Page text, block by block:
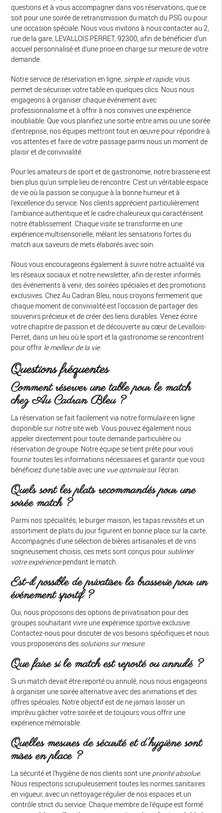
questions et à vous accompagner dans vos réservations, que ce
soit pour une soirée de retransmission du match du PSG ou pour
une occasion spéciale. Nous vous invitons à nous contacter au 2,
rue de la gare, LEVALLOIS PERRET, 92300, afin de bénéficier d'un
accueil personnalisé et d'une prise en charge sur mesure de votre
demande.
Notre service de réservation en ligne, simple et rapide, vous
permet de sécuriser votre table en quelques clics. Nous nous
engageons à organiser chaque événement avec
professionnalisme et à offrir à nos convives une expérience
inoubliable. Que vous planifiez une sortie entre amis ou une soirée
d'entreprise, nos équipes mettront tout en œuvre pour répondre à
vos attentes et faire de votre passage parmi nous un moment de
plaisir et de convivialité.
Pour les amateurs de sport et de gastronomie, notre brasserie est
bien plus qu'un simple lieu de rencontre. C'est un véritable espace
de vie où la passion se conjugue à la bonne humeur et à
l'excellence du service. Nos clients apprécient particulièrement
l'ambiance authentique et le cadre chaleureux qui caractérisent
notre établissement. Chaque visite se transforme en une
expérience multisensorielle, mêlant les sensations fortes du
match aux saveurs de mets élaborés avec soin.
Nous vous encourageons également à suivre notre actualité via
les réseaux sociaux et notre newsletter, afin de rester informés
des événements à venir, des soirées spéciales et des promotions
exclusives. Chez Au Cadran Bleu, nous croyons fermement que
chaque moment de convivialité est l'occasion de partager des
souvenirs précieux et de créer des liens durables. Venez écrire
votre chapitre de passion et de découverte au cœur de Levallois-
Perret, dans un lieu où le sport et la gastronomie se rencontrent
pour offrir le meilleur de la vie.
Questions fréquentes
Comment réserver une table pour le match
chez Au Cadran Bleu ?
La réservation se fait facilement via notre formulaire en ligne
disponible sur notre site web. Vous pouvez également nous
appeler directement pour toute demande particulière ou
réservation de groupe. Notre équipe se tient prête pour vous
fournir toutes les informations nécessaires et garantir que vous
bénéficiez d'une table avec une vue optimalesur l'écran.
Quels sont les plats recommandés pour une
soirée match ?
Parmi nos spécialités, le burger maison, les tapas revisités et un
assortiment de plats du jour figurent en bonne place sur la carte.
Accompagnés d'une sélection de bières artisanales et de vins
soigneusement choisis, ces mets sont conçus pour sublimer
votre expériencependant le match.
Est-il possible de privatiser la brasserie pour un
événement sportif ?
Oui, nous proposons des options de privatisation pour des
groupes souhaitant vivre une expérience sportive exclusive.
Contactez-nous pour discuter de vos besoins spécifiques et nous
vous proposerons des solutions sur mesure.
Que faire si le match est reporté ou annulé ?
Si un match devait être reporté ou annulé, nous nous engageons
à organiser une soirée alternative avec des animations et des
offres spéciales. Notre objectif est de ne jamais laisser un
imprévu gâcher votre soirée et de toujours vous offrir une
expérience mémorable.
Quelles mesures de sécurité et d'hygiène sont
mises en place ?
La sécurité et l'hygiène de nos clients sont une priorité absolue.
Nous respectons scrupuleusement toutes les normes sanitaires
en vigueur, avec un nettoyage régulier de nos espaces et un
contrôle strict du service. Chaque membre de l'équipe est formé